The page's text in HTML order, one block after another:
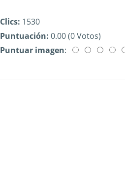
Clics: 1530
Puntuación: 0.00 (0 Votos)
Puntuar imagen: